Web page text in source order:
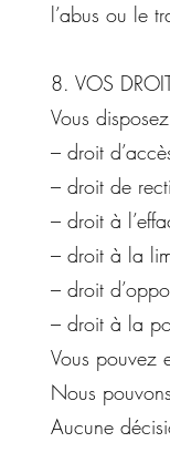
l’abus ou le
8. VOS
Vous
– droit
– droit de
– droit à
– droit à la
– droit
– droit à la
Vous pouvez
Nous
Aucune